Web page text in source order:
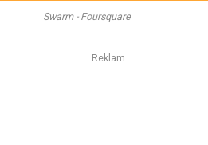
Swarm - Foursquare
Reklam